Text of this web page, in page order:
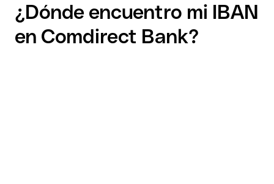
¿Dónde encuentro mi IBAN
en Comdirect Bank?